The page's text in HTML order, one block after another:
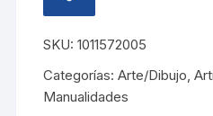
A
LISTA
DE
DESEOS
SKU:1011572005
Categorías:Arte/Dibujo ,
Manualidades